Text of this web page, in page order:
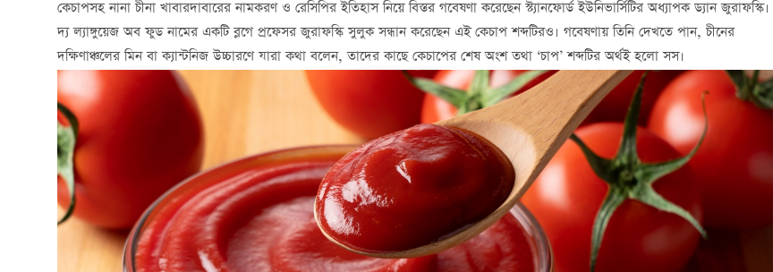
কেচাপসহ নানা চীনা খাবারদাবারের নামকরণ ও রেসিপির ইতিহাস নিয়ে বিস্তর গবেষণা করেছেন স্ট্যানফোর্ড ইউনিভার্সিটির অধ্যাপক ড্যান জুরাফস্কি।
দ্য ল্যাঙ্গুয়েজ অব ফুড নামের একটি ব্লগে প্রফেসর জুরাফস্কি সুলুক সন্ধান করেছেন এই কেচাপ শব্দটিরও। গবেষণায় তিনি দেখতে পান, চীনের
দক্ষিণাঞ্চলের মিন বা ক্যান্টনিজ উচ্চারণে যারা কথা বলেন, তাদের কাছে কেচাপের শেষ অংশ তথা ‘চাপ’ শব্দটির অর্থই হলো সস।